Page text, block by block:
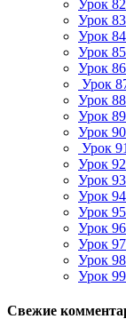
Урок
Урок
Урок
Урок
Урок
Урок
Урок
Урок
Урок
Урок
Урок
Урок
Урок
Урок
Урок
Урок
Урок
Урок
Свежие